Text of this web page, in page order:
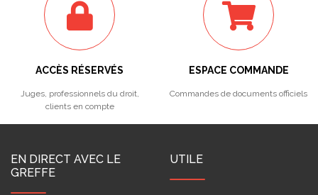
ACCÈS RÉSERVÉS
Juges, professionnels du droit,
clients en compte
ESPACE COMMANDE
Commandes de documents officiels
EN DIRECT AVEC LE
GREFFE
UTILE